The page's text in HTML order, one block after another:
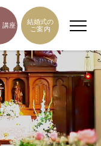
講座
結婚式の
ご案内